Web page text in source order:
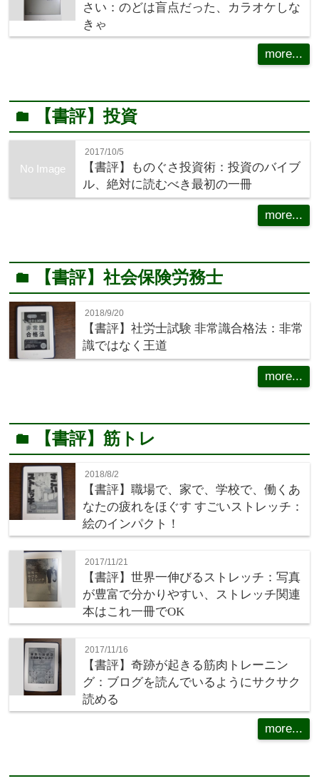
さい：のどは盲点だった、カラオケしな
きゃ
more...
folder 【書評】投資
No Image
2017/10/5
【書評】ものぐさ投資術：投資のバイブ
ル、絶対に読むべき最初の一冊
more...
folder 【書評】社会保険労務士
2018/9/20
【書評】社労士試験 非常識合格法：非常
識ではなく王道
more...
folder 【書評】筋トレ
2018/8/2
【書評】職場で、家で、学校で、働くあ
なたの疲れをほぐす すごいストレッチ：
絵のインパクト！
2017/11/21
【書評】世界一伸びるストレッチ：写真
が豊富で分かりやすい、ストレッチ関連
本はこれ一冊でOK
2017/11/16
【書評】奇跡が起きる筋肉トレーニン
グ：ブログを読んでいるようにサクサク
読める
more...